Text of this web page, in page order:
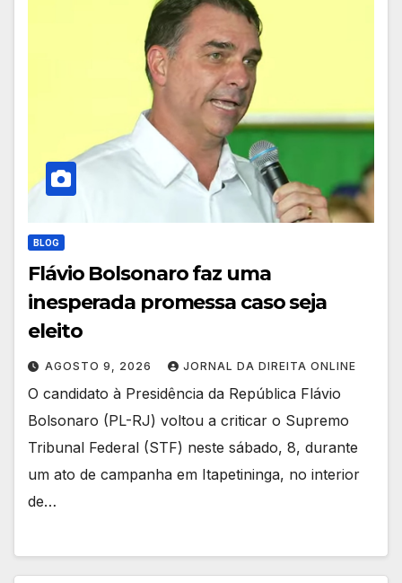
BLOG
Flávio Bolsonaro faz uma
inesperada promessa caso seja
eleito
AGOSTO 9, 2026 JORNAL DA DIREITA ONLINE
O candidato à Presidência da República Flávio
Bolsonaro (PL-RJ) voltou a criticar o Supremo
Tribunal Federal (STF) neste sábado, 8, durante
um ato de campanha em Itapetininga, no interior
de…